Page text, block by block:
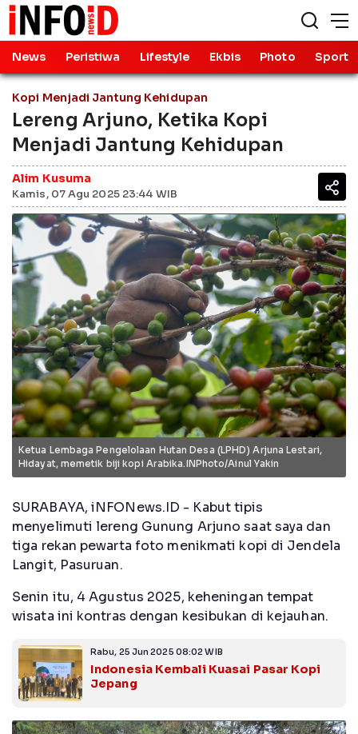
News Peristiwa Lifestyle Ekbis Photo Sport
Kopi Menjadi Jantung Kehidupan
Lereng Arjuno, Ketika Kopi
Menjadi Jantung Kehidupan
Alim Kusuma
Kamis, 07 Agu 2025 23:44 WIB
Ketua Lembaga Pengelolaan Hutan Desa (LPHD) Arjuna Lestari,
Hidayat, memetik biji kopi Arabika.INPhoto/Ainul Yakin
SURABAYA, iNFONews.ID - Kabut tipis
menyelimuti lereng Gunung Arjuno saat saya dan
tiga rekan pewarta foto menikmati kopi di Jendela
Langit, Pasuruan.
Senin itu, 4 Agustus 2025, keheningan tempat
wisata ini kontras dengan kesibukan di kejauhan.
Rabu, 25 Jun 2025 08:02 WIB
Indonesia Kembali Kuasai Pasar Kopi
Jepang